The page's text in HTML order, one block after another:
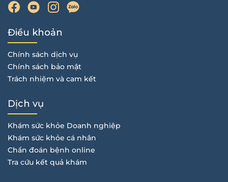
Điều khoản
Chính sách dịch vụ
Chính sách bảo mật
Trách nhiệm và cam kết
Dịch vụ
Khám sức khỏe Doanh nghiệp
Khám sức khỏe cá nhân
Chẩn đoán bệnh online
Tra cứu kết quả khám